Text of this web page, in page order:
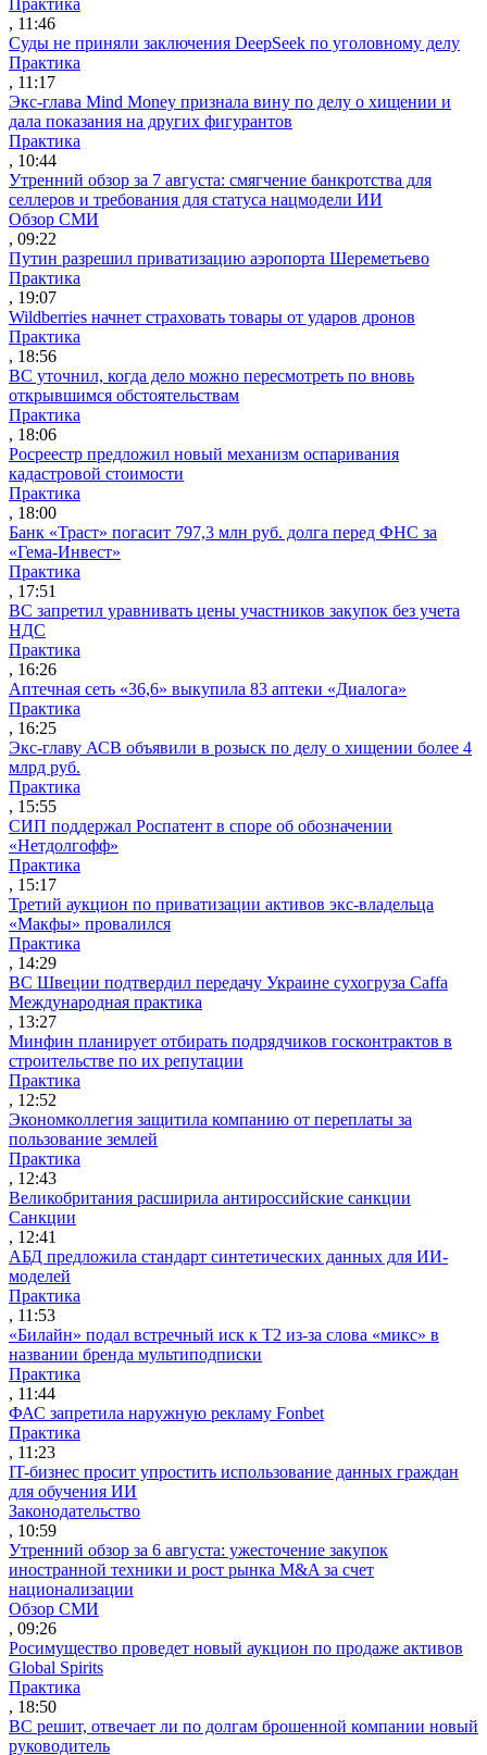
, 11:46
Суды не приняли заключения DeepSeek по уголовному делу
Практика
, 11:17
Экс-глава Mind Money признала вину по делу о хищении и
дала показания на других фигурантов
Практика
, 10:44
Утренний обзор за 7 августа: смягчение банкротства для
селлеров и требования для статуса нацмодели ИИ
Обзор СМИ
, 09:22
Путин разрешил приватизацию аэропорта Шереметьево
Практика
, 19:07
Wildberries начнет страховать товары от ударов дронов
Практика
, 18:56
ВС уточнил, когда дело можно пересмотреть по вновь
открывшимся обстоятельствам
Практика
, 18:06
Росреестр предложил новый механизм оспаривания
кадастровой стоимости
Практика
, 18:00
Банк «Траст» погасит 797,3 млн руб. долга перед ФНС за
«Гема-Инвест»
Практика
, 17:51
ВС запретил уравнивать цены участников закупок без учета
НДС
Практика
, 16:26
Аптечная сеть «36,6» выкупила 83 аптеки «Диалога»
Практика
, 16:25
Экс-главу АСВ объявили в розыск по делу о хищении более 4
млрд руб.
Практика
, 15:55
СИП поддержал Роспатент в споре об обозначении
«Нетдолгофф»
Практика
, 15:17
Третий аукцион по приватизации активов экс-владельца
«Макфы» провалился
Практика
, 14:29
ВС Швеции подтвердил передачу Украине сухогруза Caffa
Международная практика
, 13:27
Минфин планирует отбирать подрядчиков госконтрактов в
строительстве по их репутации
Практика
, 12:52
Экономколлегия защитила компанию от переплаты за
пользование землей
Практика
, 12:43
Великобритания расширила антироссийские санкции
Санкции
, 12:41
АБД предложила стандарт синтетических данных для ИИ-
моделей
Практика
, 11:53
«Билайн» подал встречный иск к Т2 из-за слова «микс» в
названии бренда мультиподписки
Практика
, 11:44
ФАС запретила наружную рекламу Fonbet
Практика
, 11:23
IT-бизнес просит упростить использование данных граждан
для обучения ИИ
Законодательство
, 10:59
Утренний обзор за 6 августа: ужесточение закупок
иностранной техники и рост рынка M&A за счет
национализации
Обзор СМИ
, 09:26
Росимущество проведет новый аукцион по продаже активов
Global Spirits
Практика
, 18:50
ВС решит, отвечает ли по долгам брошенной компании новый
руководитель